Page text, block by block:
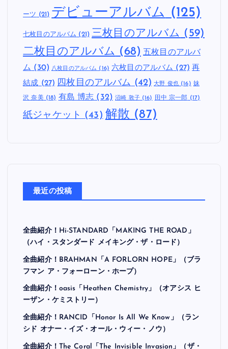
ーツ (21) デビューアルバム (125)
七枚目のアルバム (21) 三枚目のアルバム (59)
二枚目のアルバム (68) 五枚目のアルバ
ム (30) 八枚目のアルバム (16) 六枚目のアルバム (27) 再
結成 (27) 四枚目のアルバム (42) 大野 俊也(16) 妹
沢 奈美(18) 有島 博志 (32) 沼崎 敦子(16) 田中 宗一郎 (17)
紙ジャケット (43) 解散 (87)
最近の投稿
全曲紹介！Hi-STANDARD「MAKING THE ROAD」
（ハイ・スタンダード メイキング・ザ・ロード）
全曲紹介！BRAHMAN「A FORLORN HOPE」（ブラ
フマン ア・フォーローン・ホープ）
全曲紹介！oasis「Heathen Chemistry」（オアシス ヒ
ーザン・ケミストリー）
全曲紹介！RANCID「Honor Is All We Know」（ラン
シド オナー・イズ・オール・ウィー・ノウ）
全曲紹介！The Coral「The Invisible Invasion」（ザ・